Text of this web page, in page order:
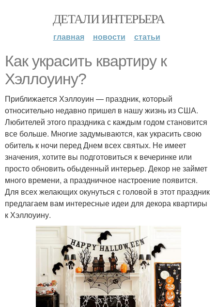
ДЕТАЛИ ИНТЕРЬЕРА
главная новости статьи
Как украсить квартиру к
Хэллоуину?
Приближается Хэллоуин — праздник, который
относительно недавно пришел в нашу жизнь из США.
Любителей этого праздника с каждым годом становится
все больше. Многие задумываются, как украсить свою
обитель к ночи перед Днем всех святых. Не имеет
значения, хотите вы подготовиться к вечеринке или
просто обновить обыденный интерьер. Декор не займет
много времени, а праздничное настроение появится.
Для всех желающих окунуться с головой в этот праздник
предлагаем вам интересные идеи для декора квартиры
к Хэллоуину.